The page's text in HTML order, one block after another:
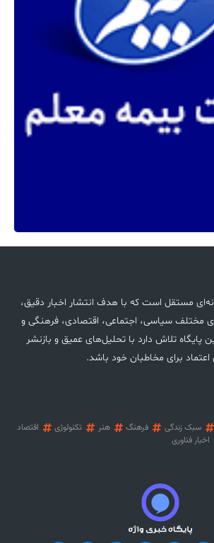
مستقل است که با هدف انتشار اخبار دقیق،
مختلف سیاسی، اجتماعی، اقتصادی، فرهنگی و
پایگاه تلاش دارد با تحلیل‌های عمیق و بازنشر
اعتماد برای مخاطبان خود باشد.
سبک زندگی فرهنگ هنر تکنولوژی
اقتصاد
اخبار فناوری